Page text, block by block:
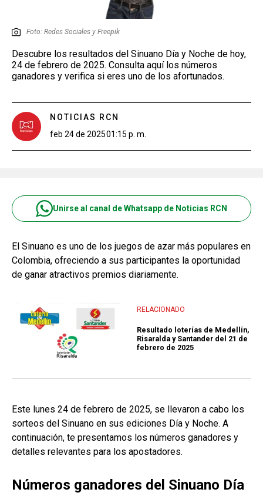
Foto: Redes Sociales y Freepik
Descubre los resultados del Sinuano Día y Noche de hoy,
24 de febrero de 2025. Consulta aquí los números
ganadores y verifica si eres uno de los afortunados.
NOTICIAS RCN
feb 24 de 202501:15 p. m.
Unirse al canal de Whatsapp de Noticias RCN
El Sinuano es uno de los juegos de azar más populares en
Colombia, ofreciendo a sus participantes la oportunidad
de ganar atractivos premios diariamente.
RELACIONADO
Resultado loterías de Medellín,
Risaralda y Santander del 21 de
febrero de 2025
Este lunes 24 de febrero de 2025, se llevaron a cabo los
sorteos del Sinuano en sus ediciones Día y Noche. A
continuación, te presentamos los números ganadores y
detalles relevantes para los apostadores.
Números ganadores del Sinuano Día